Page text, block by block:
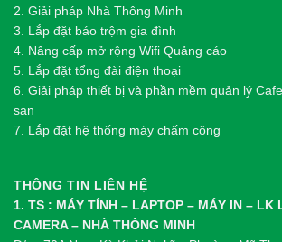
2. Giải pháp Nhà Thông Minh
3. Lắp đặt báo trộm gia đình
4. Nâng cấp mở rộng Wifi Quảng cáo
5. Lắp đặt tổng đài điện thoại
6. Giải pháp thiết bị và phần mềm quản lý
sạn
7. Lắp đặt hệ thống máy chấm công
THÔNG TIN LIÊN HỆ
1. TS : MÁY TÍNH – LAPTOP – MÁY IN – LK
CAMERA – NHÀ THÔNG MINH